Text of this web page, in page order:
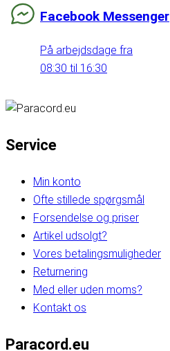
Facebook Messenger
På arbejdsdage fra
08:30 til 16:30
Service
Min konto
Ofte stillede spørgsmål
Forsendelse og priser
Artikel udsolgt?
Vores betalingsmuligheder
Returnering
Med eller uden moms?
Kontakt os
Paracord.eu